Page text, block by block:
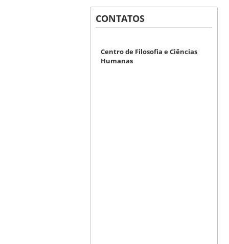
CONTATOS
Centro de Filosofia e Ciências
Humanas